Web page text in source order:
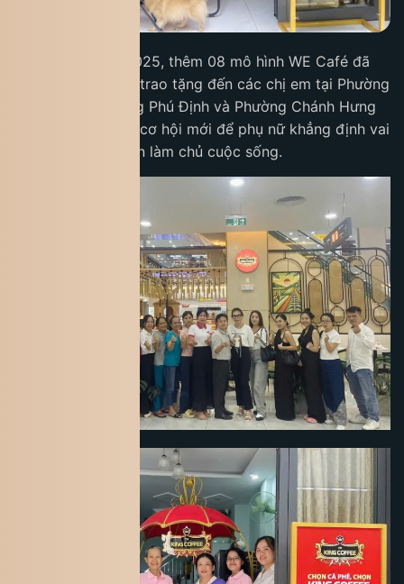
Trong tháng 09/2025, thêm 08 mô hình WE Café đã
được King Coffee trao tặng đến các chị em tại Phường
Bình Đông, Phường Phú Định và Phường Chánh Hưng
(TP.HCM) – mở ra cơ hội mới để phụ nữ khẳng định vai
trò kinh tế và tự tin làm chủ cuộc sống.